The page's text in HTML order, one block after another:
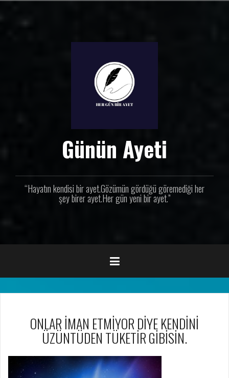
Günün Ayeti
“Hayatın kendisi bir ayet.Gözümün gördüğü göremediği her
şey birer ayet.Her gün yeni bir ayet.”
ONLAR İMAN ETMİYOR DİYE KENDİNİ
ÜZÜNTÜDEN TÜKETİR GİBİSİN.